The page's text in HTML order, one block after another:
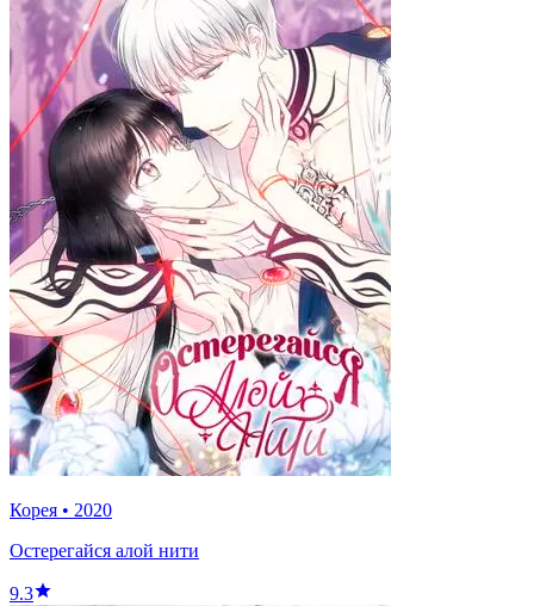
Корея • 2020
Остерегайся алой нити
9.3